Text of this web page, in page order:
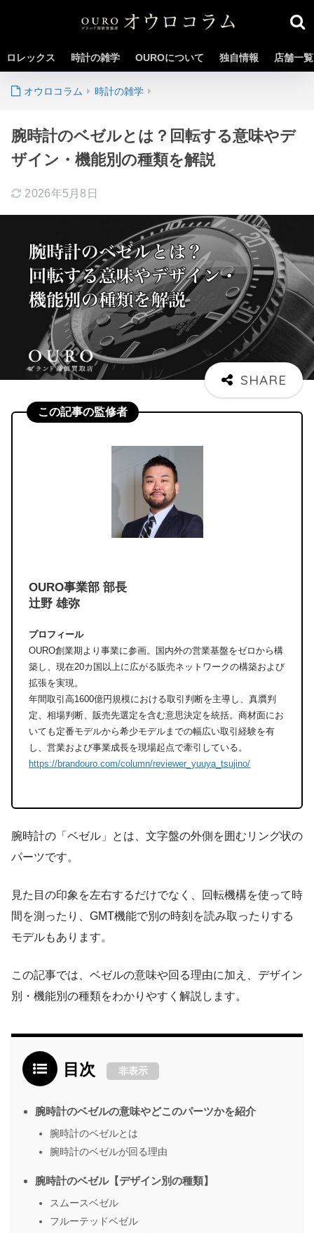
ロレックス 時計の雑学 OUROについて 独自情報 店舗一覧
時計の雑学
腕時計のベゼルとは？回転する意味やデ
ザイン・機能別の種類を解説
2026年5月8日
この記事の監修者
OURO事業部 部長
辻野 雄弥
プロフィール
OURO創業期より事業に参画。国内外の営業基盤をゼロから構
築し、現在20カ国以上に広がる販売ネットワークの構築および
拡張を実現。
年間取引高1600億円規模における取引判断を主導し、真贋判
定、相場判断、販売先選定を含む意思決定を統括。商材面にお
いても定番モデルから希少モデルまでの幅広い取引経験を有
し、営業および事業成長を現場起点で牽引している。
https://brandouro.com/column/reviewer_yuuya_tsujino/
腕時計の「ベゼル」とは、文字盤の外側を囲むリング状の
パーツです。
見た目の印象を左右するだけでなく、回転機構を使って時
間を測ったり、GMT機能で別の時刻を読み取ったりする
モデルもあります。
この記事では、ベゼルの意味や回る理由に加え、デザイン
別・機能別の種類をわかりやすく解説します。
目次 非表示
腕時計のベゼルの意味やどこのパーツかを紹介
腕時計のベゼルとは
腕時計のベゼルが回る理由
腕時計のベゼル【デザイン別の種類】
スムースベゼル
フルーテッドベゼル